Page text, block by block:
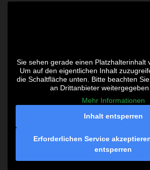
Sie sehen gerade einen Platzhalterinhalt
Um auf den eigentlichen Inhalt
die Schaltfläche unten. Bitte beachten
an Drittanbieter weitergegeben
Mehr Informationen
Inhalt entsperren
Erforderlichen Service
entsperren